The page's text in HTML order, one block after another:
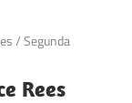
/Segunda
Rees